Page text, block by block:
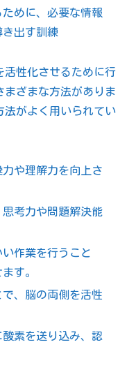
めに、必要な情報
き出す訓練
活性化させるために行
まざまな方法がありま
法がよく用いられてい
や理解力を向上さ
考力や問題解決能
作業を行うこと
す。
、脳の両側を活性
素を送り込み、認